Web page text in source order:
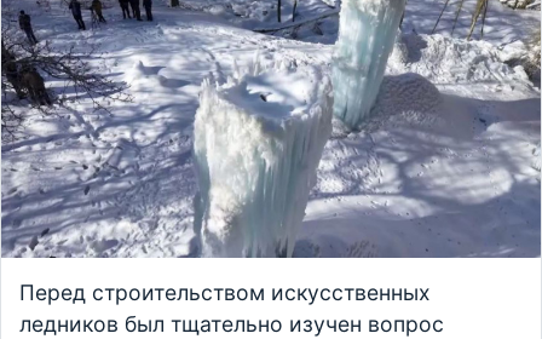
Перед строительством искусственных
ледников был тщательно изучен вопрос